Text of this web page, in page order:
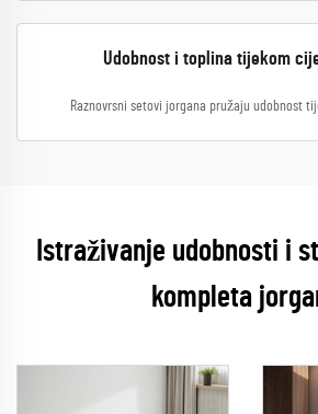
Udobnost i toplina tijekom
Raznovrsni setovi jorgana pružaju udobnost
Istraživanje udobnosti i
kompleta